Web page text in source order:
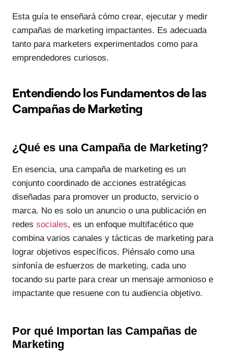
Esta guía te enseñará cómo crear, ejecutar y medir
campañas de marketing impactantes. Es adecuada
tanto para marketers experimentados como para
emprendedores curiosos.
Entendiendo los Fundamentos de las
Campañas de Marketing
¿Qué es una Campaña de Marketing?
En esencia, una campaña de marketing es un
conjunto coordinado de acciones estratégicas
diseñadas para promover un producto, servicio o
marca. No es solo un anuncio o una publicación en
redes sociales, es un enfoque multifacético que
combina varios canales y tácticas de marketing para
lograr objetivos específicos. Piénsalo como una
sinfonía de esfuerzos de marketing, cada uno
tocando su parte para crear un mensaje armonioso e
impactante que resuene con tu audiencia objetivo.
Por qué Importan las Campañas de
Marketing